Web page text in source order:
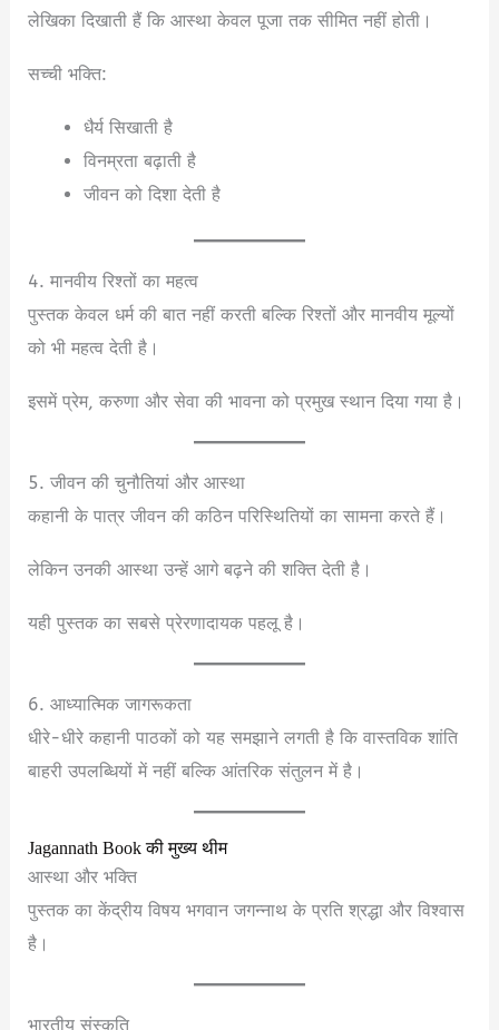
लेखिका दिखाती हैं कि आस्था केवल पूजा तक सीमित नहीं होती।
सच्ची भक्ति:
धैर्य सिखाती है
विनम्रता बढ़ाती है
जीवन को दिशा देती है
4. मानवीय रिश्तों का महत्व
पुस्तक केवल धर्म की बात नहीं करती बल्कि रिश्तों और मानवीय मूल्यों
को भी महत्व देती है।
इसमें प्रेम, करुणा और सेवा की भावना को प्रमुख स्थान दिया गया है।
5. जीवन की चुनौतियां और आस्था
कहानी के पात्र जीवन की कठिन परिस्थितियों का सामना करते हैं।
लेकिन उनकी आस्था उन्हें आगे बढ़ने की शक्ति देती है।
यही पुस्तक का सबसे प्रेरणादायक पहलू है।
6. आध्यात्मिक जागरूकता
धीरे-धीरे कहानी पाठकों को यह समझाने लगती है कि वास्तविक शांति
बाहरी उपलब्धियों में नहीं बल्कि आंतरिक संतुलन में है।
Jagannath Book की मुख्य थीम
आस्था और भक्ति
पुस्तक का केंद्रीय विषय भगवान जगन्नाथ के प्रति श्रद्धा और विश्वास
है।
भारतीय संस्कृति